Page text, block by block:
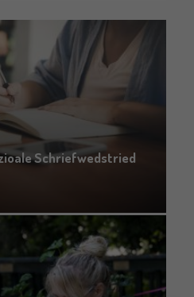
Schriefwedstried